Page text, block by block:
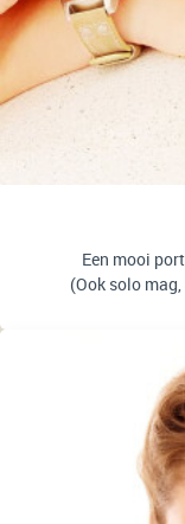
Een mooi
(Ook solo